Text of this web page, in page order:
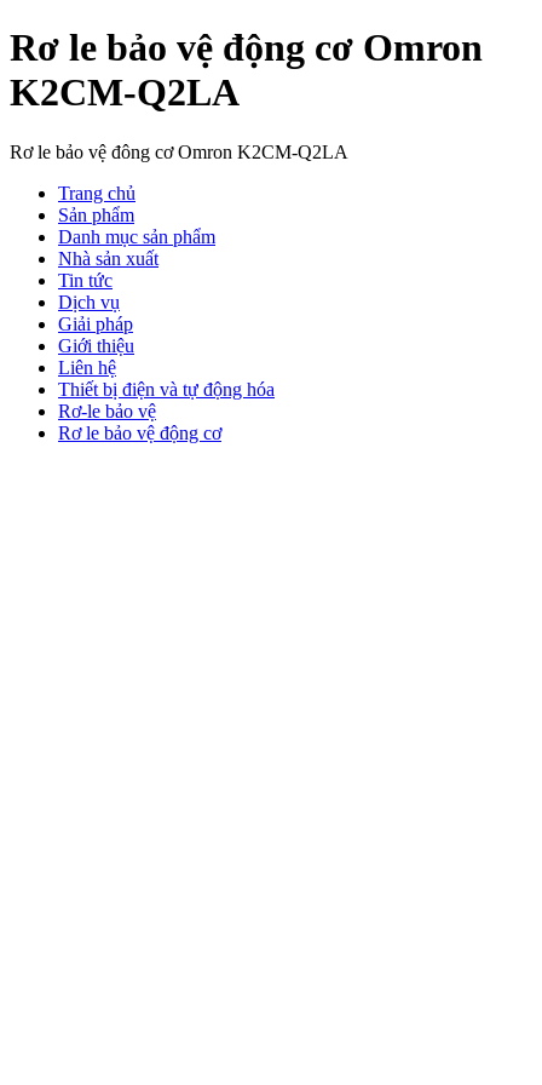
Rơ le bảo vệ động cơ Omron
K2CM-Q2LA
Rơ le bảo vệ đông cơ Omron K2CM-Q2LA
Trang chủ
Sản phẩm
Danh mục sản phẩm
Nhà sản xuất
Tin tức
Dịch vụ
Giải pháp
Giới thiệu
Liên hệ
Thiết bị điện và tự động hóa
Rơ-le bảo vệ
Rơ le bảo vệ động cơ